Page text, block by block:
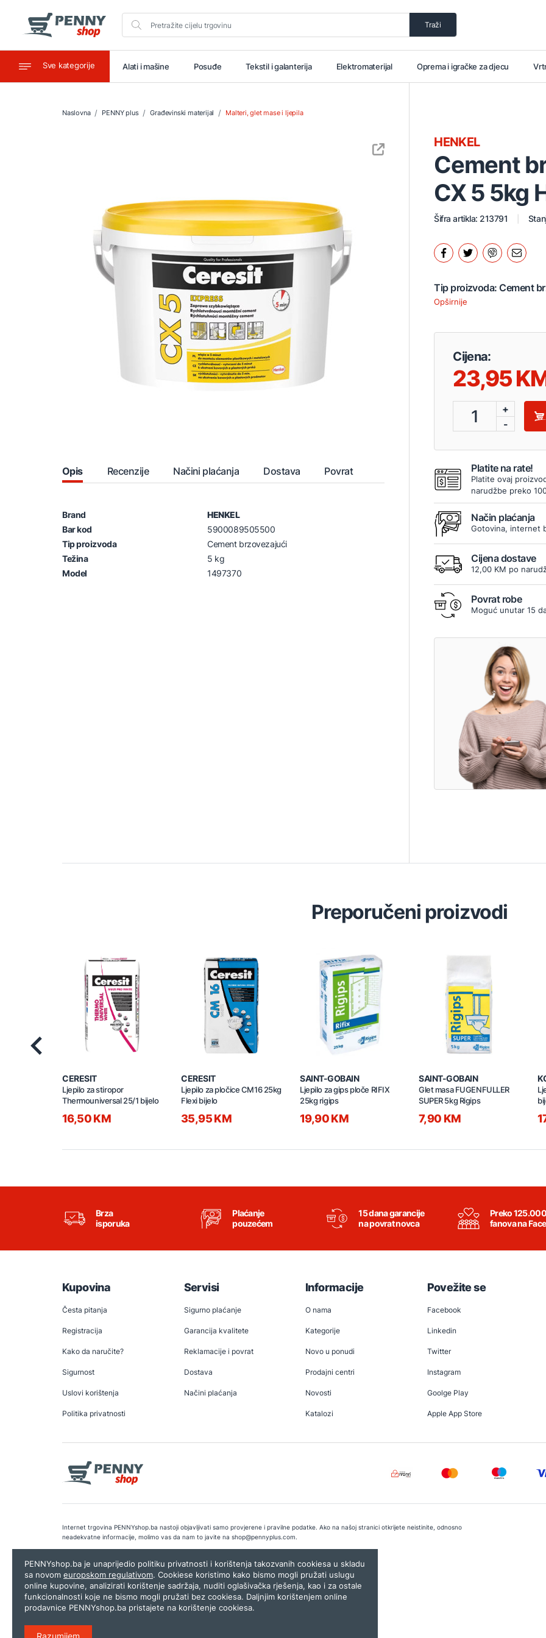
Traži
Sve kategorije
Ugostiteljstvo Alati i mašine Posuđe Tekstil i galanterija Elektromaterijal Oprema i igračke za djecu
Naslovna PENNY plus Građevinski materijal Malteri, glet mase i ljepila
Opis Recenzije Načini plaćanja Dostava Povrat
Brand
HENKEL
Bar kod
5900089505500
Tip proizvoda
Cement brzovezajući
Težina
5 kg
Model
1497370
Cement
CX 5 5kg
HENKEL
Šifra artikla: 213791
Tip proizvoda: Cement
Opširnije
Cijena:
23,95
1
+
-
Platite na rate!
Platite ovaj
narudžbe preko
Način plaćanja
Gotovina, internet
Cijena dostave
12,00 KM po
Povrat robe
Moguć unutar 15
Preporučeni proizvodi
CERESIT
Ljepilo za stiropor
Thermouniversal 25/1 bijelo
16,50 KM
CERESIT
Ljepilo za pločice CM16 25kg
Flexi bijelo
35,95 KM
SAINT-GOBAIN
Ljepilo za gips ploče RIFIX
25kg rigips
19,90 KM
SAINT-GOBAIN
Glet masa FUGENFULLER
SUPER 5kg Rigips
7,90 KM
Brza
isporuka
Plaćanje
pouzećem
15 dana garancije
na povrat novca
Preko 125.000
fanova na
Kupovina
Česta pitanja
Registracija
Kako da naručite?
Sigurnost
Uslovi korištenja
Politika privatnosti
Servisi
Sigurno plaćanje
Garancija kvalitete
Reklamacije i povrat
Dostava
Načini plaćanja
Informacije
O nama
Kategorije
Novo u ponudi
Prodajni centri
Novosti
Katalozi
Povežite se
Facebook
Linkedin
Twitter
Instagram
Goolge Play
Apple App Store
Internet trgovina PENNYshop.ba nastoji objavljivati samo provjerene i pravilne podatke. Ako na našoj stranici otkrijete neistinite, odnosno
neadekvatne informacije, molimo vas da nam to javite na shop@pennyplus.com.
Copyright © 2026.Penny plus d.o.o. Sarajevo.Dizajn i programiranje:Lampa.ba
PENNYshop.ba je unaprijedio politiku privatnosti i korištenja takozvanih cookiesa u skladu
sa novom europskom regulativom. Cookiese koristimo kako bismo mogli pružati uslugu
online kupovine, analizirati korištenje sadržaja, nuditi oglašivačka rješenja, kao i za ostale
funkcionalnosti koje ne bismo mogli pružati bez cookiesa. Daljnjim korištenjem online
prodavnice PENNYshop.ba pristajete na korištenje cookiesa.
Razumijem